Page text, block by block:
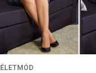
ÉLETMÓD